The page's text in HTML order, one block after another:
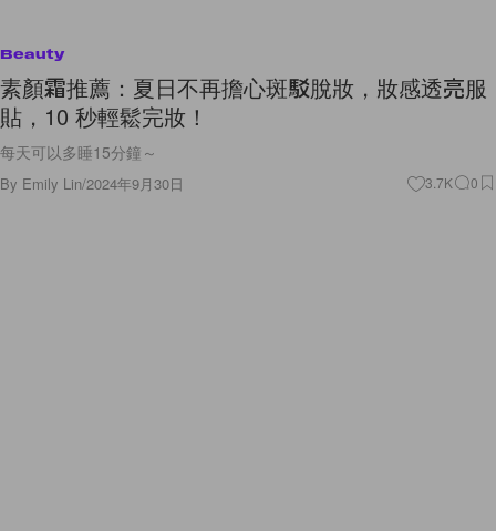
Beauty
素顏霜推薦：夏日不再擔心斑駁脫妝，妝感透亮服
貼，10 秒輕鬆完妝！
每天可以多睡15分鐘～
By Emily Lin/2024年9月30日 3.7K 0